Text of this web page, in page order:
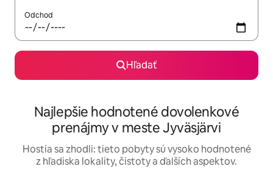
Odchod
Hľadať
Najlepšie hodnotené dovolenkové
prenájmy v meste Jyväsjärvi
Hostia sa zhodli: tieto pobyty sú vysoko hodnotené
z hľadiska lokality, čistoty a ďalších aspektov.